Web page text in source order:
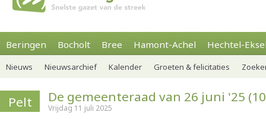
Beringen Bocholt Bree Hamont-Achel Hechtel-
Nieuws Nieuwsarchief Kalender Groeten & felicitaties
Pelt De gemeenteraad van 26 juni '25
Vrijdag 11 juli 2025